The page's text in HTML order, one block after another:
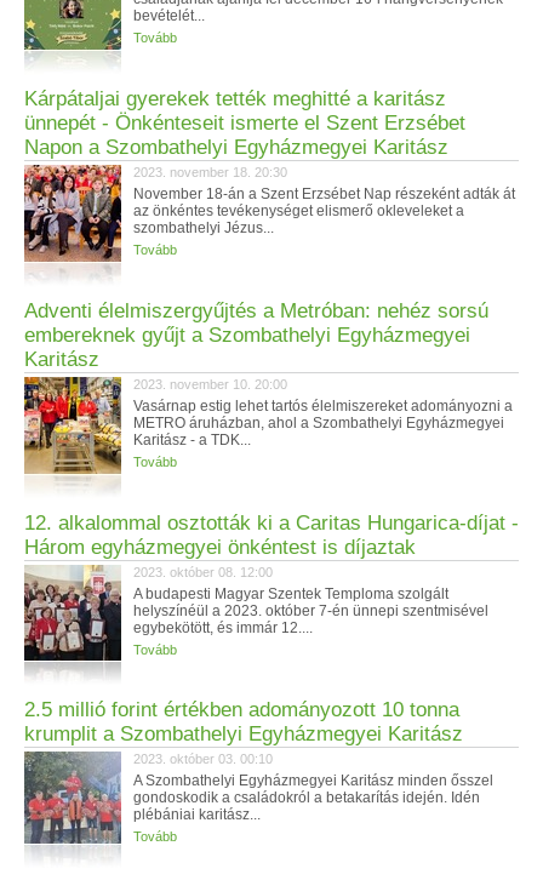
bevételét...
Tovább
Kárpátaljai gyerekek tették meghitté a karitász
ünnepét - Önkénteseit ismerte el Szent Erzsébet
Napon a Szombathelyi Egyházmegyei Karitász
2023. november 18. 20:30
November 18-án a Szent Erzsébet Nap részeként adták át
az önkéntes tevékenységet elismerő okleveleket a
szombathelyi Jézus...
Tovább
Adventi élelmiszergyűjtés a Metróban: nehéz sorsú
embereknek gyűjt a Szombathelyi Egyházmegyei
Karitász
2023. november 10. 20:00
Vasárnap estig lehet tartós élelmiszereket adományozni a
METRO áruházban, ahol a Szombathelyi Egyházmegyei
Karitász - a TDK...
Tovább
12. alkalommal osztották ki a Caritas Hungarica-díjat -
Három egyházmegyei önkéntest is díjaztak
2023. október 08. 12:00
A budapesti Magyar Szentek Temploma szolgált
helyszínéül a 2023. október 7-én ünnepi szentmisével
egybekötött, és immár 12....
Tovább
2.5 millió forint értékben adományozott 10 tonna
krumplit a Szombathelyi Egyházmegyei Karitász
2023. október 03. 00:10
A Szombathelyi Egyházmegyei Karitász minden ősszel
gondoskodik a családokról a betakarítás idején. Idén
plébániai karitász...
Tovább